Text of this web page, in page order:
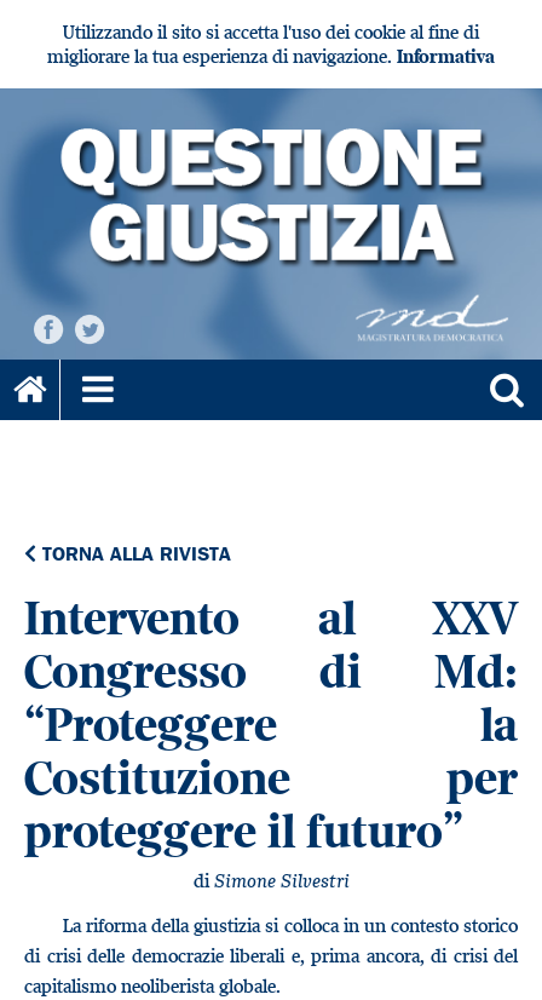
Utilizzando il sito si accetta l'uso dei cookie al fine di
migliorare la tua esperienza di navigazione. Informativa
TORNA ALLA RIVISTA
Intervento al XXV
Congresso di Md:
“Proteggere la
Costituzione per
proteggere il futuro”
diSimone Silvestri
La riforma della giustizia si colloca in un contesto storico
di crisi delle democrazie liberali e, prima ancora, di crisi del
capitalismo neoliberista globale.